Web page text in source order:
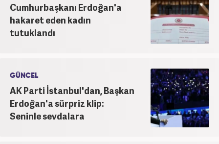
Cumhurbaşkanı Erdoğan'a
hakaret eden kadın
tutuklandı
GÜNCEL
AK Parti İstanbul'dan, Başkan
Erdoğan'a sürpriz klip:
Seninle sevdalara